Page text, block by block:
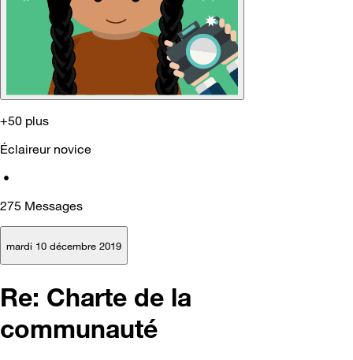
+50 plus
Éclaireur novice
•
275 Messages
mardi 10 décembre 2019
Re: Charte de la
communauté